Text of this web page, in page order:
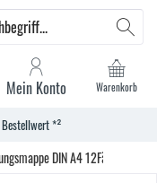
*²
Warenkorb
Mein Konto
DIN A4 12Fächer